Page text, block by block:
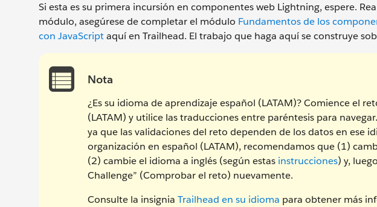
Si esta es su primera incursión en componentes web Lightning, espere.
módulo, asegúrese de completar el módulo Fundamentos de los
con JavaScriptaquí en Trailhead. El trabajo que haga aquí se construye
Nota
¿Es su idioma de aprendizaje español (LATAM)? Comience el
(LATAM) y utilice las traducciones entre paréntesis para
ya que las validaciones del reto dependen de los datos en ese
organización en español (LATAM), recomendamos que (1)
(2) cambie el idioma a inglés (según estas instrucciones) y,
Challenge” (Comprobar el reto) nuevamente.
Consulte la insignia Trailhead en su idioma para obtener más